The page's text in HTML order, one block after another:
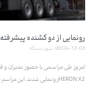
رونمایی از دو کشنده پیشرفته HERON X7 و HERON X2 شرکت سپهر آسا
2024-12-03 بدون دیدگاه
HERON X2رونمایی شدند. این مراسم با سخنرانی‌های